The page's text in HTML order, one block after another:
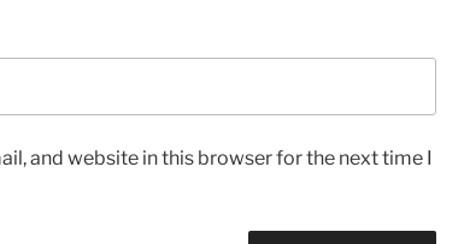
and website in this browser for the next time I